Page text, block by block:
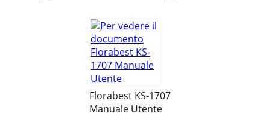
Florabest KS-1707
Manuale Utente